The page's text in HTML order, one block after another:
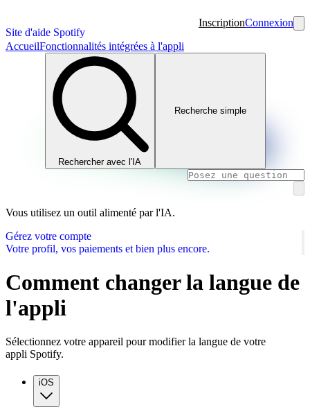
Site d'aide Spotify
InscriptionConnexion
AccueilFonctionnalités intégrées à l'appli
Rechercher avec l'IA
Recherche simple
Vous utilisez un outil alimenté par l'IA.
Gérez votre compte
Votre profil, vos paiements et bien plus encore.
Comment changer la langue de
l'appli
Sélectionnez votre appareil pour modifier la langue de votre
appli Spotify.
iOS